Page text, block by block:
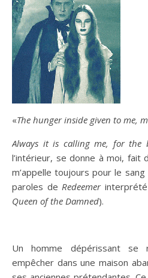
«The hunger inside given to me,
Always it is calling me, for the
l’intérieur, se donne à moi, fait
m’appelle toujours pour le
paroles deRedeemerinterprété
Queen of the Damned).
Un homme dépérissant se
empêcher dans une maison